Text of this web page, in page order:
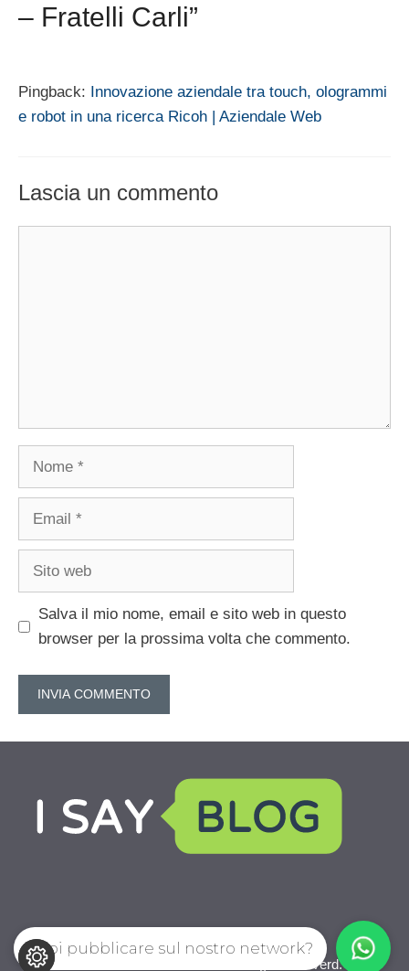
– Fratelli Carli”
Pingback: Innovazione aziendale tra touch, ologrammi
e robot in una ricerca Ricoh | Aziendale Web
Lascia un commento
Nome
Email
Sito
Salva il mio nome, email e sito web in questo
browser per la prossima volta che commento.
Aziendaleweb.com © 2026. All right reserverd.
Vuoi pubblicare sul nostro network?